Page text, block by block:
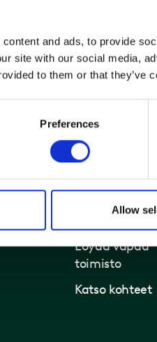
and ads, to provide
site with our social media,
to them or that
Preferences
Allow
9-13
N
Toimistot ja
Löydä vapaa
toimisto
Katso kohteet